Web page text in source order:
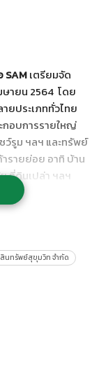
SAMเตรียมจัด
ษายน 2564 โดย
ยประเภททั่วไทย
อบการรายใหญ่
ว์รูม ฯลฯ และทรัพย์
รายย่อย อาทิ บ้าน
ที่ดินเปล่า ฯลฯ
านประมูลใน วัน
อาคารซันทาว
1 ไร่เศษ ซ.ลาซาล
นย์การค้า โรง
ละโรงงาน เนื้อที่
สถานีอนามัย ตลาด
ร้อมสำนักงาน
านบาท ที่ดินเปล่า
ทำเลดี ติดคลอง
นทรัพย์สุขุมวิท จำกัด